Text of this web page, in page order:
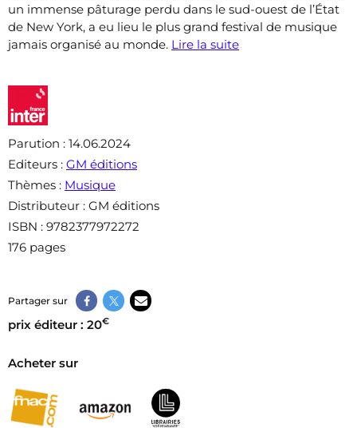
un immense pâturage perdu dans le sud-ouest de l’État
de New York, a eu lieu le plus grand festival de musique
jamais organisé au monde. Lire la suite
Parution : 14.06.2024
Editeurs : GM éditions
Thèmes : Musique
Distributeur : GM éditions
ISBN : 9782377972272
176 pages
Partager sur
prix éditeur : 20€
Acheter sur